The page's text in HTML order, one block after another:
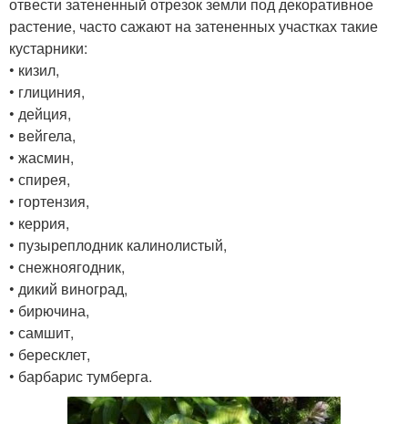
растение, часто сажают на затененных участках такие
кустарники:
• кизил,
• глициния,
• дейция,
• вейгела,
• жасмин,
• спирея,
• гортензия,
• керрия,
• пузыреплодник калинолистый,
• снежноягодник,
• дикий виноград,
• бирючина,
• самшит,
• бересклет,
• барбарис тумберга.